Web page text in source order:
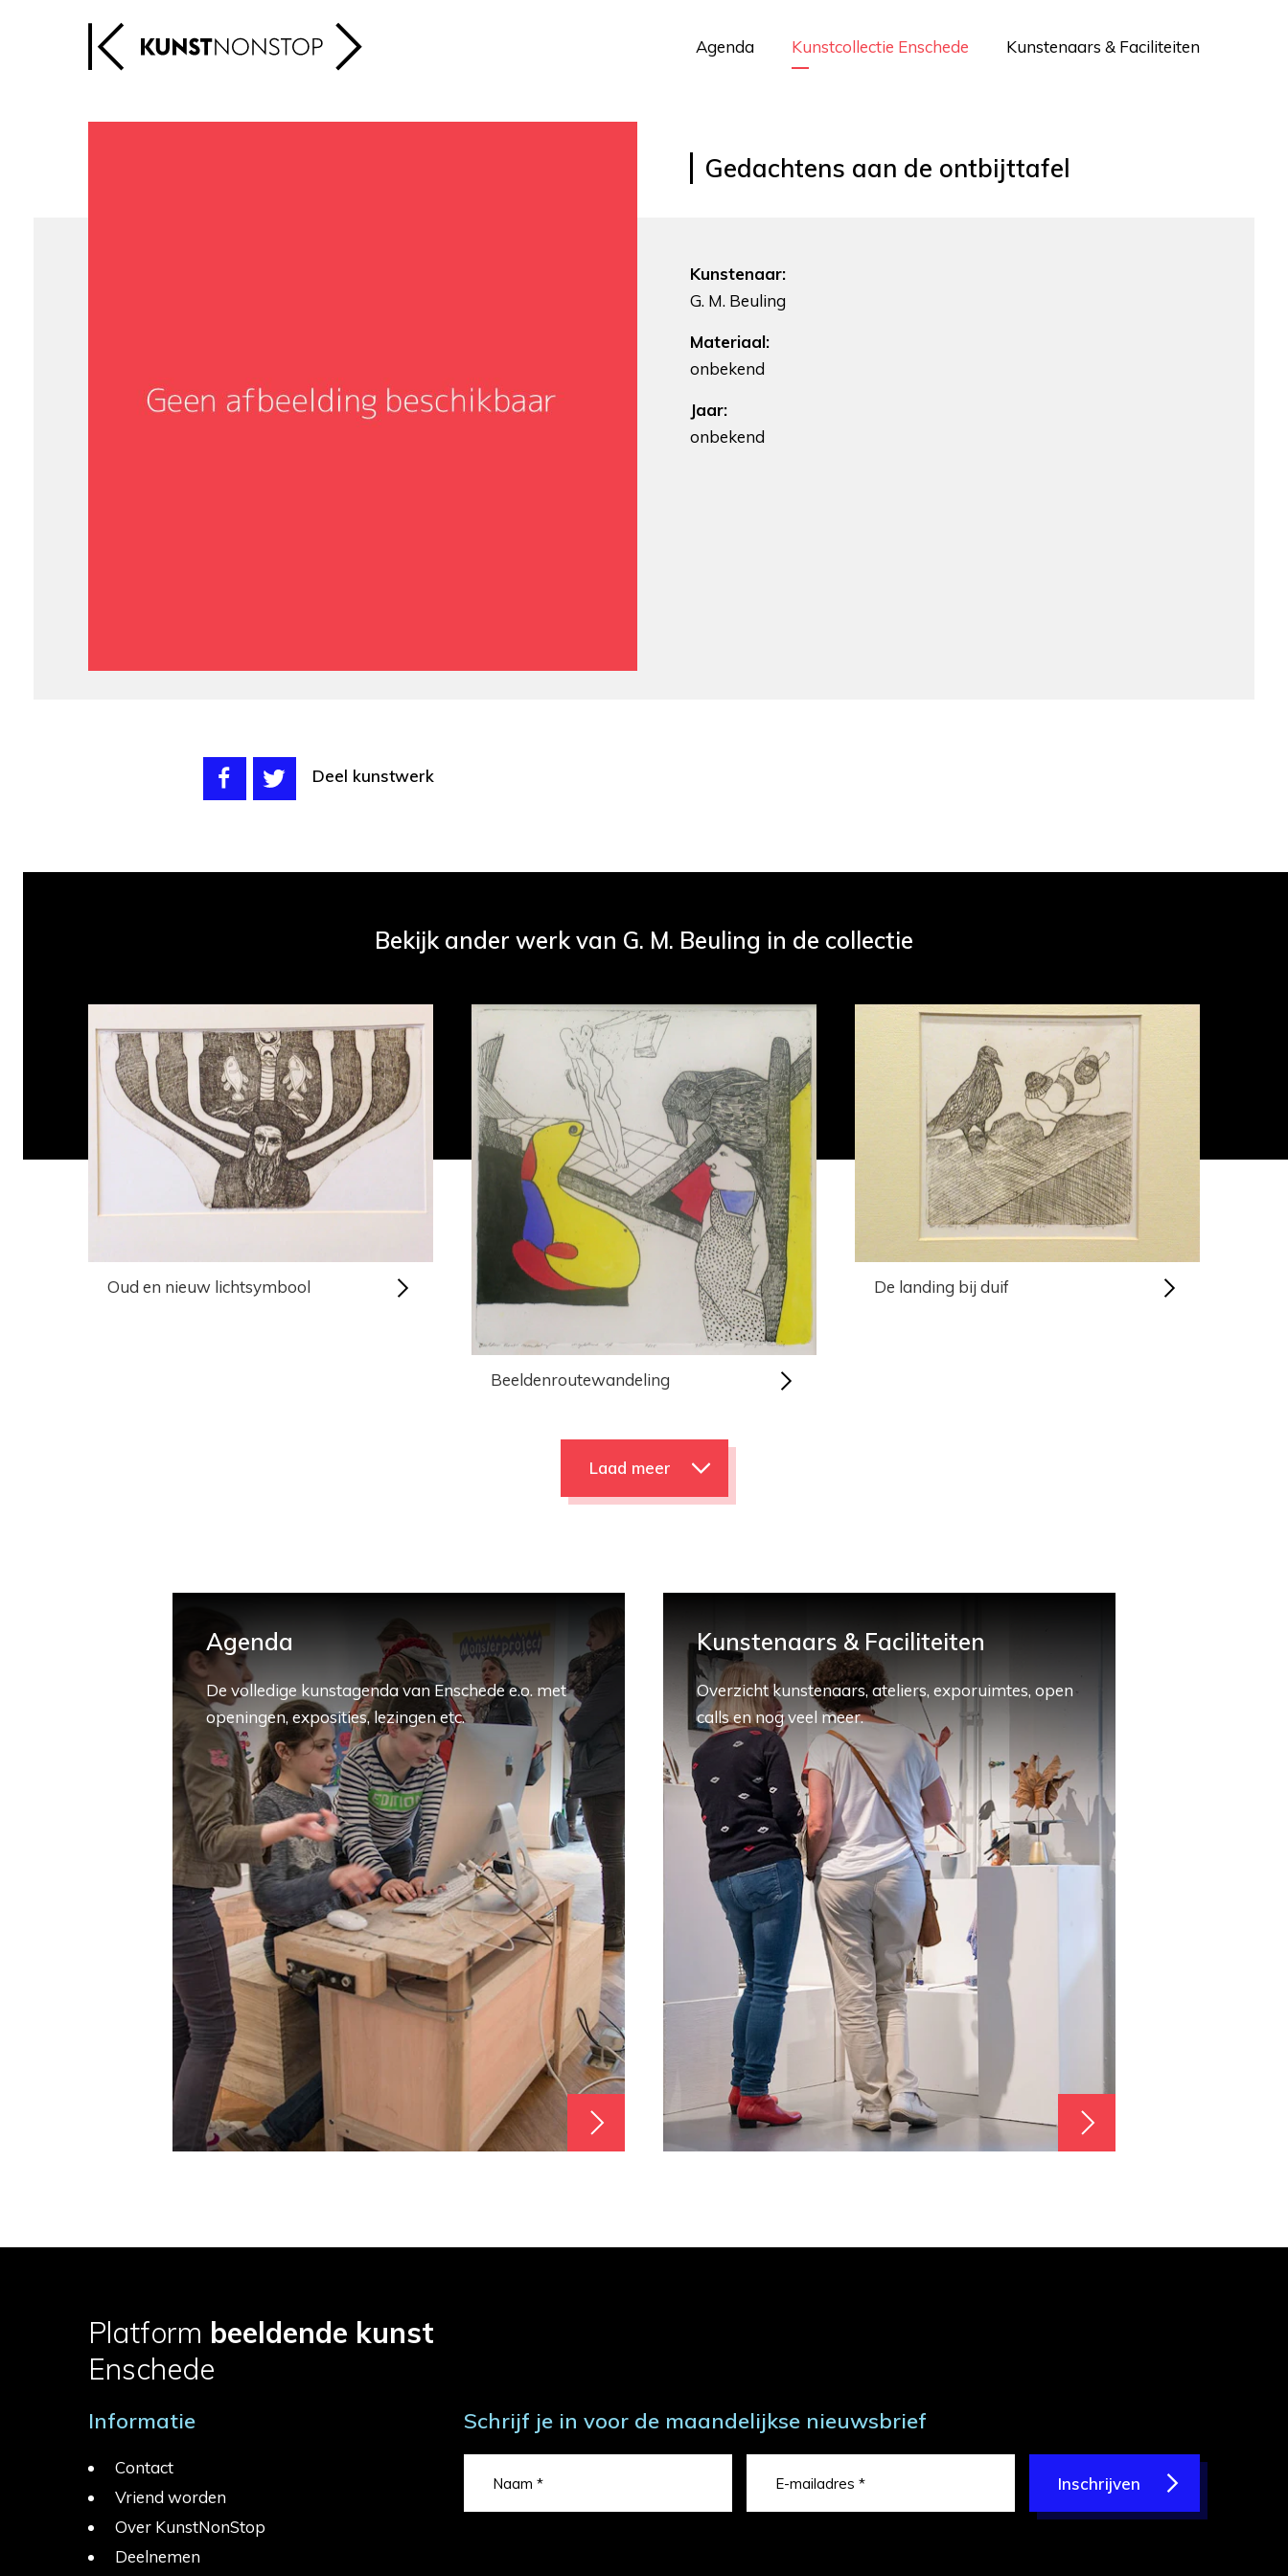
Agenda Kunstcollectie Enschede Kunstenaars & Faciliteiten
Gedachtens aan de ontbijttafel
Kunstenaar:
G. M. Beuling
Materiaal:
onbekend
Jaar:
onbekend
Deel kunstwerk
Bekijk ander werk van G. M. Beuling in de collectie
Oud en nieuw lichtsymbool
Beeldenroutewandeling
De landing bij duif
Laad meer
Agenda
De volledige kunstagenda van Enschede e.o. met
openingen, exposities, lezingen etc.
Kunstenaars & Faciliteiten
Overzicht kunstenaars, ateliers, exporuimtes, open
calls en nog veel meer.
Platform beeldende kunst
Enschede
Informatie
Contact
Vriend worden
Over KunstNonStop
Deelnemen
Schrijf je in voor de maandelijkse nieuwsbrief
Inschrijven